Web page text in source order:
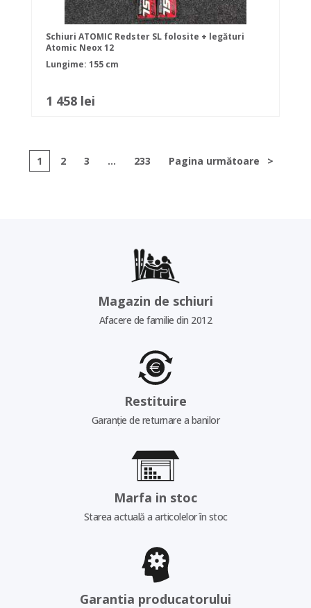
Schiuri ATOMIC Redster SL folosite + legături
Atomic Neox 12
Lungime: 155 cm
1 458 lei
1 2 3 ... 233 Pagina următoare >
Magazin de schiuri
Afacere de familie din 2012
Restituire
Garanție de returnare a banilor
Marfa in stoc
Starea actuală a articolelor în stoc
Garantia producatorului